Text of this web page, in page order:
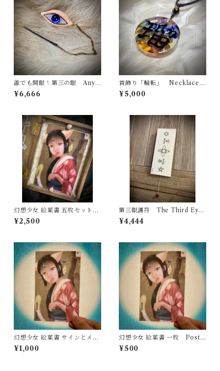
誰でも開眼！第三の眼 Anyo
ne can open their eyes! Th
e Third Eye
¥6,666
首飾り「輪転」 Necklace
“Chakra”
¥5,000
幻想少女 絵葉書 五枚セット
Five postcards of a fantasy
girls
¥2,500
第三眼護符 The Third Eye
Talisman
¥4,444
幻想少女 絵葉書 サインとメッ
セージ入り 一枚 Postcards
of a fantasy girl autograph
¥1,000
幻想少女 絵葉書 一枚 Postc
ards of a fantasy girl one p
iece
¥500